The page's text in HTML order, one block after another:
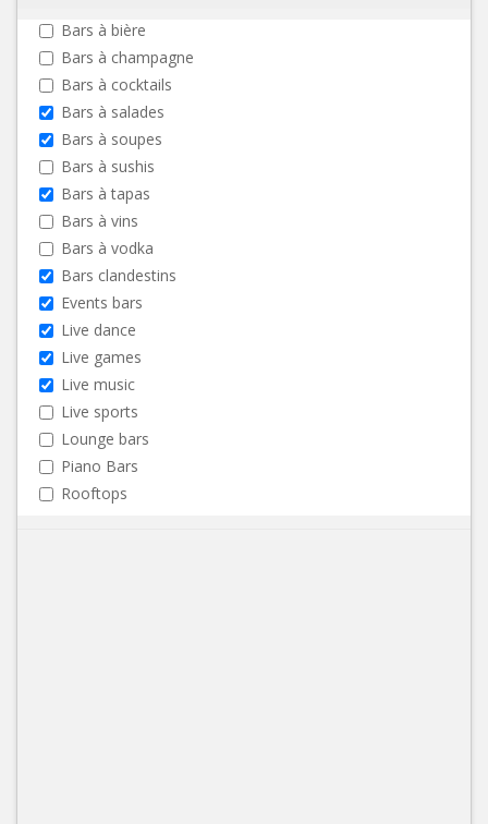
Bars à bière
Bars à champagne
Bars à cocktails
Bars à salades
Bars à soupes
Bars à sushis
Bars à tapas
Bars à vins
Bars à vodka
Bars clandestins
Events bars
Live dance
Live games
Live music
Live sports
Lounge bars
Piano Bars
Rooftops